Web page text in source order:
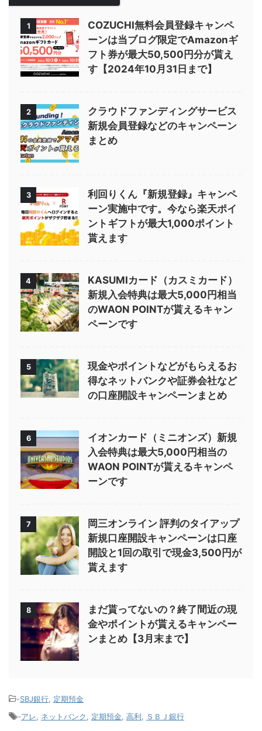
1
COZUCHI無料会員登録キャンペ
ーンは当ブログ限定でAmazonギ
フト券が最大50,500円分が貰え
す【2024年10月31日まで】
2
クラウドファンディングサービス
新規会員登録などのキャンペーン
まとめ
3
利回りくん『新規登録』キャンペ
ーン実施中です。今なら楽天ポイ
ントギフトが最大1,000ポイント
貰えます
4
KASUMIカード（カスミカード）
新規入会特典は最大5,000円相当
のWAON POINTが貰えるキャン
ペーンです
5
現金やポイントなどがもらえるお
得なネットバンクや証券会社など
の口座開設キャンペーンまとめ
6
イオンカード（ミニオンズ）新規
入会特典は最大5,000円相当の
WAON POINTが貰えるキャンペ
ーンです
7
岡三オンライン 評判のタイアップ
新規口座開設キャンペーンは口座
開設と1回の取引で現金3,500円が
貰えます
8
まだ貰ってないの？終了間近の現
金やポイントが貰えるキャンペー
ンまとめ【3月末まで】
-SBJ銀行 定期預金
-アレ ネットバンク 定期預金 高利 ＳＢＪ銀行